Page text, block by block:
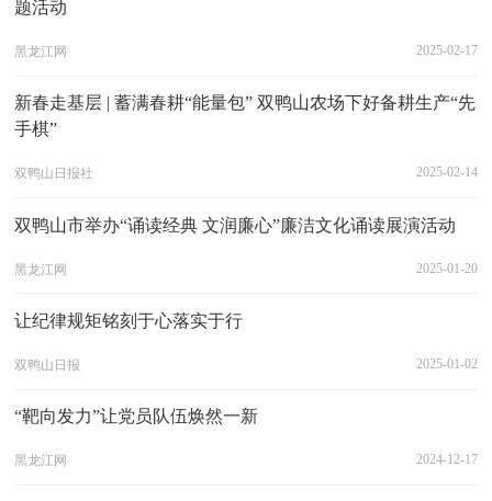
题活动
黑龙江网 2025-02-17
新春走基层 | 蓄满春耕“能量包” 双鸭山农场下好备耕生产“先
手棋”
双鸭山日报社 2025-02-14
双鸭山市举办“诵读经典 文润廉心”廉洁文化诵读展演活动
黑龙江网 2025-01-20
让纪律规矩铭刻于心落实于行
双鸭山日报 2025-01-02
“靶向发力”让党员队伍焕然一新
黑龙江网 2024-12-17